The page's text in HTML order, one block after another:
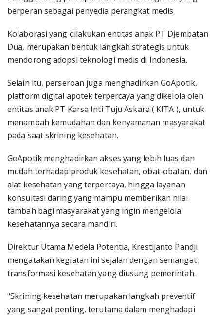
berperan sebagai penyedia perangkat medis.
Kolaborasi yang dilakukan entitas anak PT Djembatan
Dua, merupakan bentuk langkah strategis untuk
mendorong adopsi teknologi medis di Indonesia.
Selain itu, perseroan juga menghadirkan GoApotik,
platform digital apotek terpercaya yang dikelola oleh
entitas anak PT Karsa Inti Tuju Askara ( KITA ), untuk
menambah kemudahan dan kenyamanan masyarakat
pada saat skrining kesehatan.
GoApotik menghadirkan akses yang lebih luas dan
mudah terhadap produk kesehatan, obat-obatan, dan
alat kesehatan yang terpercaya, hingga layanan
konsultasi daring yang mampu memberikan nilai
tambah bagi masyarakat yang ingin mengelola
kesehatannya secara mandiri.
Direktur Utama Medela Potentia, Krestijanto Pandji
mengatakan kegiatan ini sejalan dengan semangat
transformasi kesehatan yang diusung pemerintah.
"Skrining kesehatan merupakan langkah preventif
yang sangat penting, terutama dalam menghadapi